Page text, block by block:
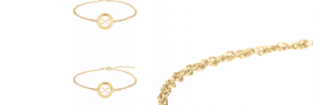
Bijuterii pentru barbati